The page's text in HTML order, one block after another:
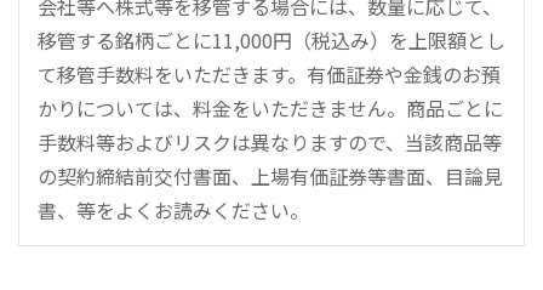
会社等へ株式等を移管する場合には、数量に応じて、
移管する銘柄ごとに11,000円（税込み）を上限額とし
て移管手数料をいただきます。有価証券や金銭のお預
かりについては、料金をいただきません。商品ごとに
手数料等およびリスクは異なりますので、当該商品等
の契約締結前交付書面、上場有価証券等書面、目論見
書、等をよくお読みください。